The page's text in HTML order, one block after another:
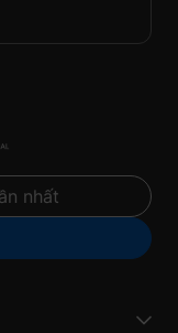
nhất